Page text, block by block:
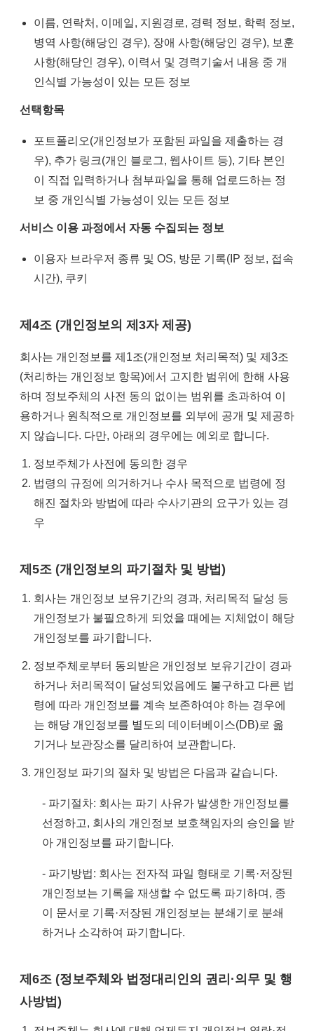
이름, 연락처, 이메일, 지원경로, 경력 정보, 학력 정보,
병역 사항(해당인 경우), 장애 사항(해당인 경우), 보훈
사항(해당인 경우), 이력서 및 경력기술서 내용 중 개
인식별 가능성이 있는 모든 정보
선택항목
포트폴리오(개인정보가 포함된 파일을 제출하는 경
우), 추가 링크(개인 블로그, 웹사이트 등), 기타 본인
이 직접 입력하거나 첨부파일을 통해 업로드하는 정
보 중 개인식별 가능성이 있는 모든 정보
서비스 이용 과정에서 자동 수집되는 정보
이용자 브라우저 종류 및 OS, 방문 기록(IP 정보, 접속
시간), 쿠키
제4조 (개인정보의 제3자 제공)
회사는 개인정보를 제1조(개인정보 처리목적) 및 제3조
(처리하는 개인정보 항목)에서 고지한 범위에 한해 사용
하며 정보주체의 사전 동의 없이는 범위를 초과하여 이
용하거나 원칙적으로 개인정보를 외부에 공개 및 제공하
지 않습니다. 다만, 아래의 경우에는 예외로 합니다.
정보주체가 사전에 동의한 경우
법령의 규정에 의거하거나 수사 목적으로 법령에 정
해진 절차와 방법에 따라 수사기관의 요구가 있는 경
우
제5조 (개인정보의 파기절차 및 방법)
회사는 개인정보 보유기간의 경과, 처리목적 달성 등
개인정보가 불필요하게 되었을 때에는 지체없이 해당
개인정보를 파기합니다.
정보주체로부터 동의받은 개인정보 보유기간이 경과
하거나 처리목적이 달성되었음에도 불구하고 다른 법
령에 따라 개인정보를 계속 보존하여야 하는 경우에
는 해당 개인정보를 별도의 데이터베이스(DB)로 옮
기거나 보관장소를 달리하여 보관합니다.
개인정보 파기의 절차 및 방법은 다음과 같습니다.
- 파기절차: 회사는 파기 사유가 발생한 개인정보를
선정하고, 회사의 개인정보 보호책임자의 승인을 받
아 개인정보를 파기합니다.
- 파기방법: 회사는 전자적 파일 형태로 기록·저장된
개인정보는 기록을 재생할 수 없도록 파기하며, 종
이 문서로 기록·저장된 개인정보는 분쇄기로 분쇄
하거나 소각하여 파기합니다.
제6조 (정보주체와 법정대리인의 권리·의무 및 행
사방법)